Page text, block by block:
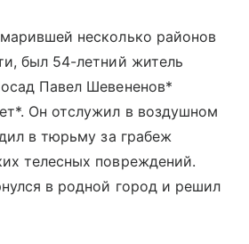
несколько районов
был 54-летний житель
Павел Шевененов*
Он отслужил в воздушном
в тюрьму за грабеж
телесных повреждений.
в родной город и решил